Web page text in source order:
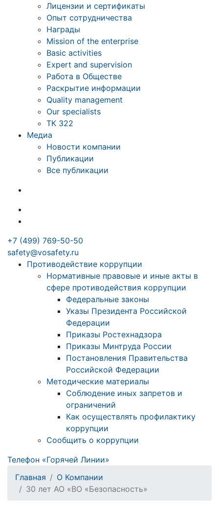
Лицензии и сертификаты
Опыт сотрудничества
Награды
Mission of the enterprise
Basic activities
Expert and supervision
Работа в Обществе
Раскрытие информации
Quality management
Our specialists
ТК 322
Медиа
Новости компании
Публикации
Все публикации
+7 (499) 769-50-50
safety@vosafety.ru
Противодействие коррупции
Нормативные правовые и иные акты в
сфере противодействия коррупции
Федеральные законы
Указы Президента Российской
Федерации
Приказы Ростехнадзора
Приказы Минтруда России
Постановления Правительства
Российской Федерации
Методические материалы
Соблюдение иных запретов и
ограничений
Как осуществлять профилактику
коррупции
Сообщить о коррупции
Телефон «Горячей Линии»
Главная
О Компании
30 лет АО «ВО «Безопасность»